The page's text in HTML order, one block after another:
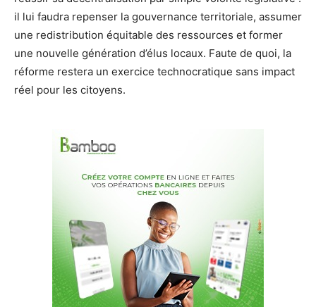
il lui faudra repenser la gouvernance territoriale, assumer
une redistribution équitable des ressources et former
une nouvelle génération d’élus locaux. Faute de quoi, la
réforme restera un exercice technocratique sans impact
réel pour les citoyens.